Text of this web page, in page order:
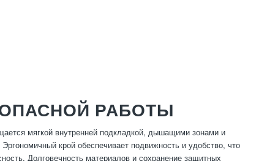
РАБОТЫ
мягкой внутренней подкладкой, дышащими зонами и
крой обеспечивает подвижность и удобство, что
Долговечность материалов и сохранение защитных